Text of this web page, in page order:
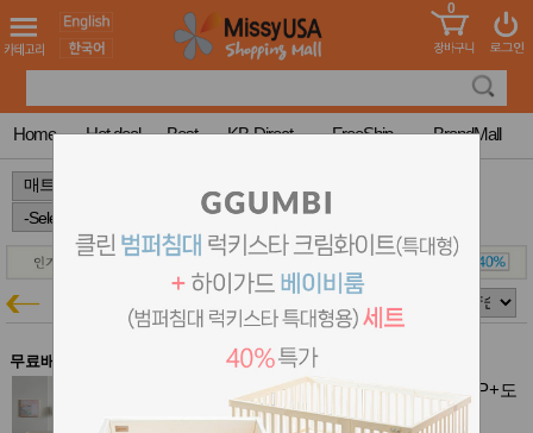
도 어린이
청소년
컬러링
북
한국학
습지
미국학
습지
고국배
건 홍삼전
드
조제품
MissyShop
Login
0
Home Hot deal Best KB-Direct FreeShip BrandMall
매트특가
무료배송
알집 우들리 베이비룸 G 10P (가드9P+도
어1P) - 밀크